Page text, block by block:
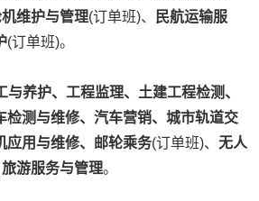
维护与管理(订单班)、
民航运输服
(订单班)。
与养护、 工程监理、 土建工程检测、
检测与维修、 汽车营销、 城市轨道交
应用与维修、 邮轮乘务(订单班)、 无人
旅游服务与管理。